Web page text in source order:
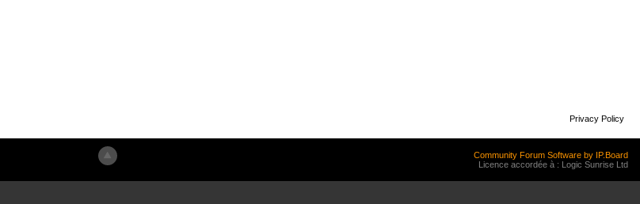
Privacy Policy
Community Forum Software by IP.Board
Licence accordée à : Logic Sunrise Ltd